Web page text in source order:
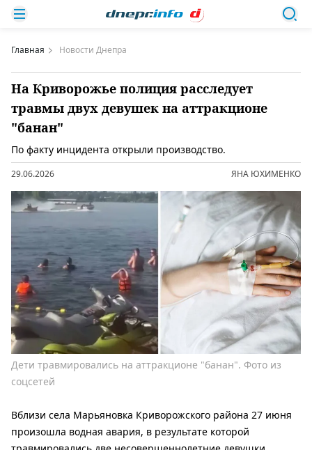
Главная Новости Днепра
На Криворожье полиция расследует
травмы двух девушек на аттракционе
"банан"
По факту инцидента открыли производство.
29.06.2026 ЯНА ЮХИМЕНКО
Дети травмировались на аттракционе "банан". Фото из
соцсетей
Вблизи села Марьяновка Криворожского района 27 июня
произошла водная авария, в результате которой